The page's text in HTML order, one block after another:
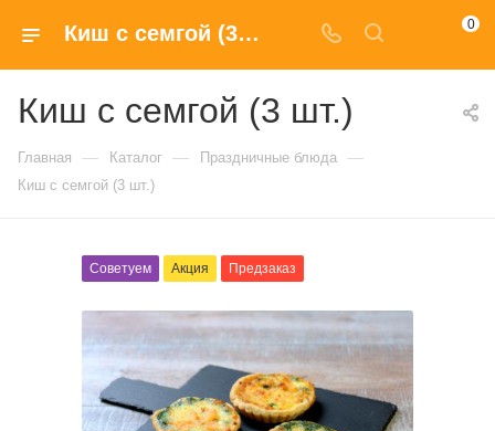
Киш с семгой (3 шт.) с доставкой на дом в Москве 0
Киш с семгой (3 шт.)
Главная — Каталог — Праздничные блюда —
Киш с семгой (3 шт.)
Советуем Акция Предзаказ